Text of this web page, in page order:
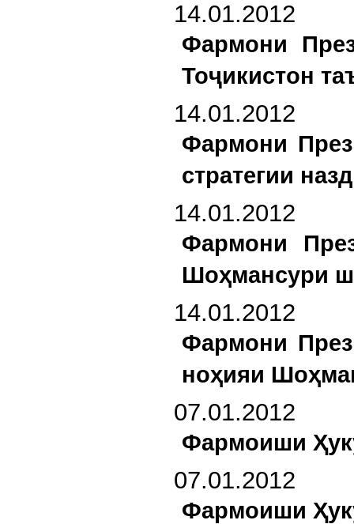
14.01.2012
Фармони
Тоҷикистон
14.01.2012
Фармони
стратегии
14.01.2012
Фармони
Шоҳмансури
14.01.2012
Фармони
ноҳияи
07.01.2012
Фармоиши
07.01.2012
Фармоиши